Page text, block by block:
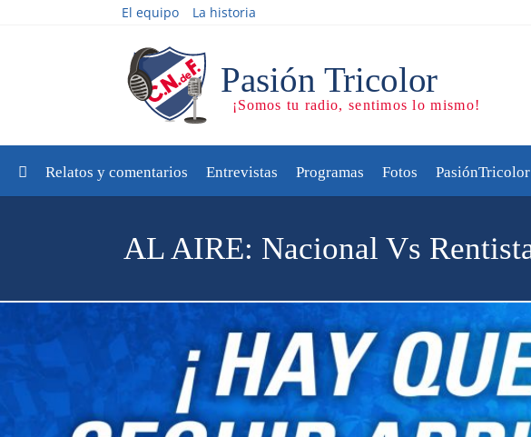
El equipo La historia
Relatos y comentarios Entrevistas Programas Fotos
AL AIRE: Nacional Vs